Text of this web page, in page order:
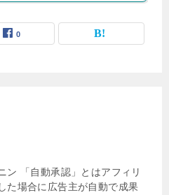
0
ン 「自動承認」とはアフィリ
た場合に広告主が自動で成果